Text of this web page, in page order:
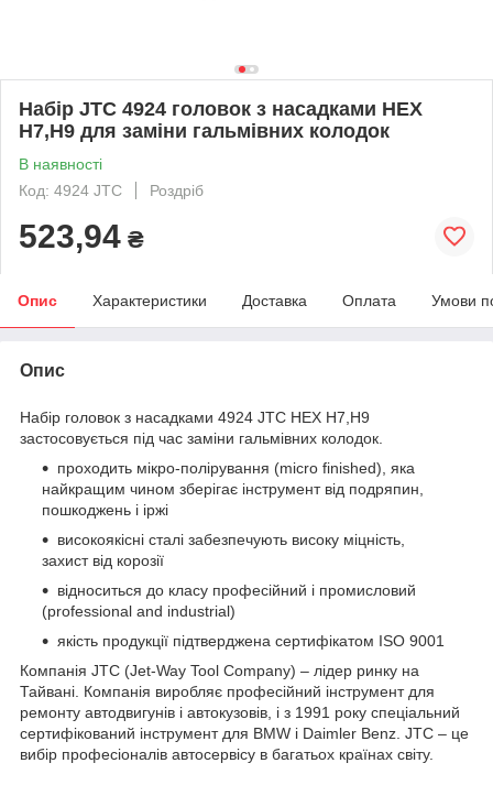
Набір JTC 4924 головок з насадками HEX
H7,H9 для заміни гальмівних колодок
В наявності
Код: 4924 JTC
Роздріб
523,94 ₴
Опис Характеристики Доставка Оплата Умови
Опис
Набір головок з насадками 4924 JTC HEX H7,H9
застосовується під час заміни гальмівних колодок.
проходить мікро-полірування (micro finished), яка
найкращим чином зберігає інструмент від подряпин,
пошкоджень і іржі
високоякісні сталі забезпечують високу міцність,
захист від корозії
відноситься до класу професійний і промисловий
(professional and industrial)
якість продукції підтверджена сертифікатом ISO 9001
Компанія JTC (Jet-Way Tool Company) – лідер ринку на
Тайвані. Компанія виробляє професійний інструмент для
ремонту автодвигунів і автокузовів, і з 1991 року спеціальний
сертифікований інструмент для BMW і Daimler Benz. JTC – це
вибір професіоналів автосервісу в багатьох країнах світу.